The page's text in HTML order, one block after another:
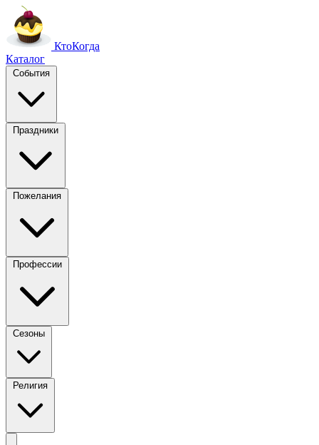
КтоКогда
Каталог
События
Праздники
Пожелания
Профессии
Сезоны
Религия